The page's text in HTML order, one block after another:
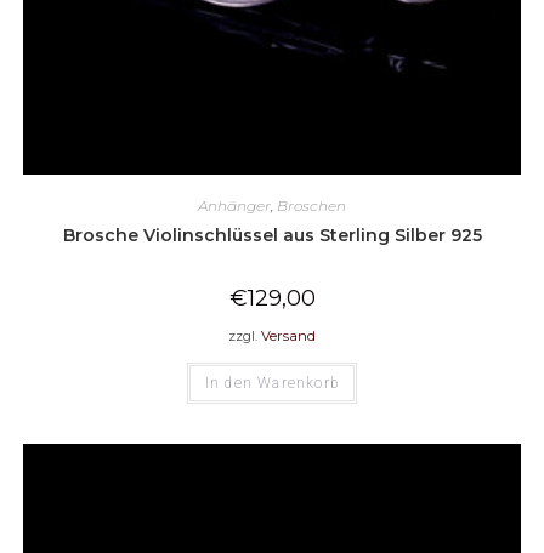
Anhänger, Broschen
Brosche Violinschlüssel aus Sterling Silber 925
€129,00
zzgl. Versand
In den Warenkorb